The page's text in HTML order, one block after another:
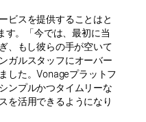
ビスを提供することはと
す。「今では、最初に当
、もし彼らの手が空いて
ガルスタッフにオーバー
した。Vonageプラットフ
ンプルかつタイムリーな
を活用できるようになり